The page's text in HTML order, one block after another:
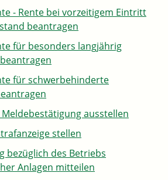
- Rente bei vorzeitigem Eintritt
beantragen
für besonders langjährig
für schwerbehinderte
ausstellen
stellen
bezüglich des Betriebs
Anlagen mitteilen